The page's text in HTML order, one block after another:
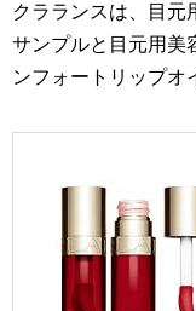
クラランスは、目元
サンプルと目元用美
ンフォートリップオ